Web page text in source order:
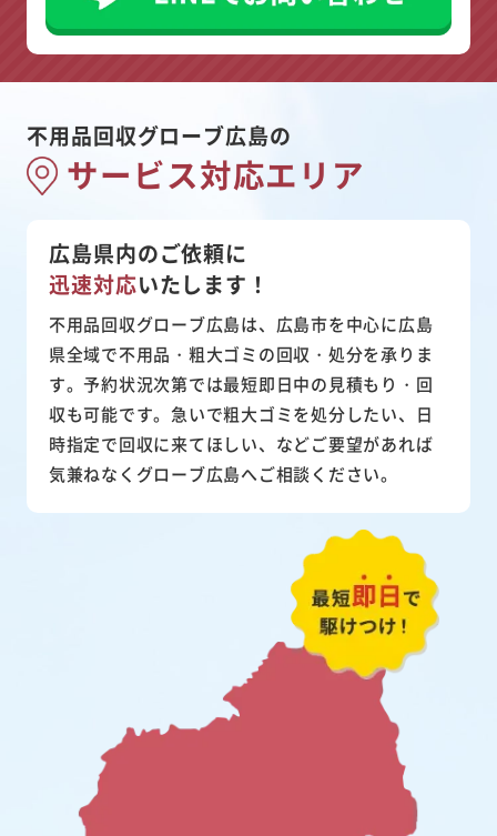
不用品回収グローブ広島の
サービス対応エリア
広島県内のご依頼に
迅速対応いたします！
不用品回収グローブ広島は、広島市を中心に広島
県全域で不用品・粗大ゴミの回収・処分を承りま
す。予約状況次第では最短即日中の見積もり・回
収も可能です。急いで粗大ゴミを処分したい、日
時指定で回収に来てほしい、などご要望があれば
気兼ねなくグローブ広島へご相談ください。